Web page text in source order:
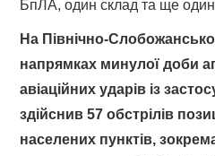
БпЛА, один склад та ще один
На Північно-
напрямках минулої доби
авіаційних ударів із
здійснив 57 обстрілів
населених пунктів,